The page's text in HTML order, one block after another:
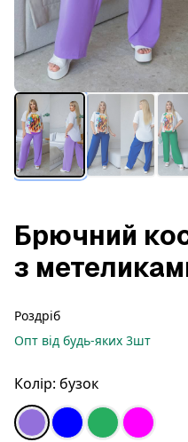
Брючний
з
Роздріб
Опт від будь-яких 3шт
Колір: бузок